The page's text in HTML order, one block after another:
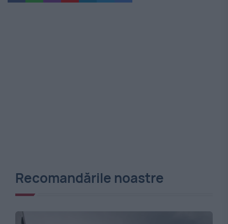
Recomandările noastre